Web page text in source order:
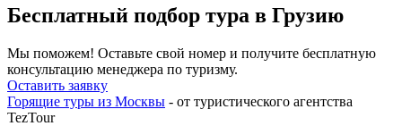
Бесплатный подбор тура в Грузию
Мы поможем! Оставьте свой номер и получите бесплатную
консультацию менеджера по туризму.
Оставить заявку
Горящие туры из Москвы - от туристического агентства
TezTour